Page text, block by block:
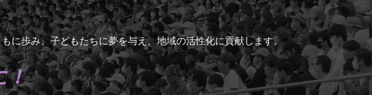
に歩み、子どもたちに夢を与え、地域の活性化に貢献します。
！